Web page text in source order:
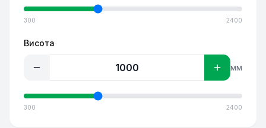
300 2400
Висота
мм
300 2400